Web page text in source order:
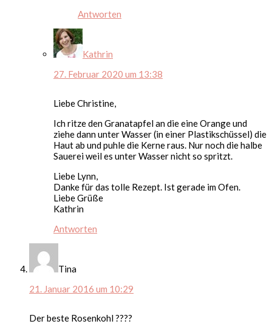
Antworten
Kathrin
27. Februar 2020 um 13:38
Liebe Christine,
Ich ritze den Granatapfel an die eine Orange und
ziehe dann unter Wasser (in einer Plastikschüssel) die
Haut ab und puhle die Kerne raus. Nur noch die halbe
Sauerei weil es unter Wasser nicht so spritzt.
Liebe Lynn,
Danke für das tolle Rezept. Ist gerade im Ofen.
Liebe Grüße
Kathrin
Antworten
Tina
21. Januar 2016 um 10:29
Der beste Rosenkohl ????